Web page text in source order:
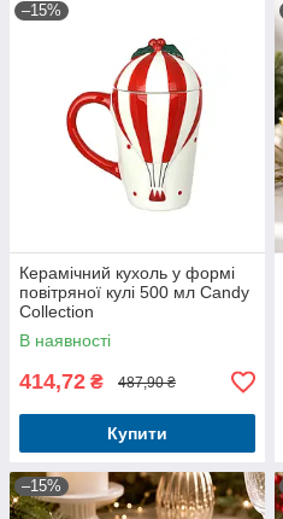
–15%
Керамічний кухоль у формі
повітряної кулі 500 мл Candy
Collection
В наявності
414,72 ₴ 487,90 ₴
Купити
–15%